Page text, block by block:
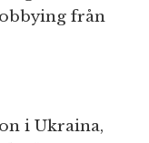
från
i Ukraina,